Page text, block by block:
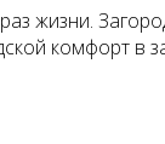
жизни.
комфорт в